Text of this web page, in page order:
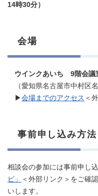
14時30分）
会場
ウインクあいち 9階会議
（愛知県名古屋市中村区名
▶会場までのアクセス ＜
事前申し込み方法
相談会の参加には事前申し
ビ」
＜外部リンク＞ をご確
いします。